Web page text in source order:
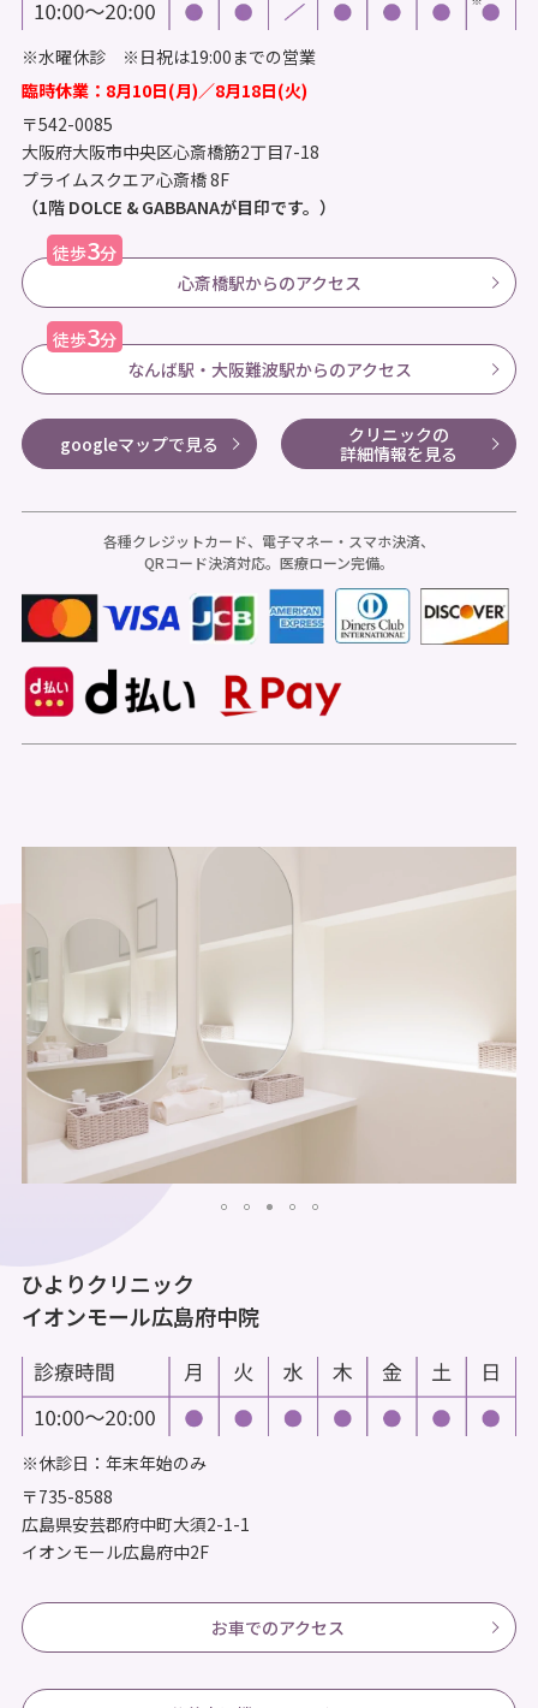
※水曜休診 ※日祝は19:00までの営業
臨時休業：8月10日(月)／8月18日(火)
〒542-0085
大阪府大阪市中央区心斎橋筋2丁目7-18
プライムスクエア心斎橋 8F
（1階 DOLCE & GABBANAが目印です。）
徒歩3分
心斎橋駅からのアクセス
徒歩3分
なんば駅・大阪難波駅からのアクセス
googleマップで見る
クリニックの
詳細情報を見る
各種クレジットカード、電子マネー・スマホ決済、
QRコード決済対応。医療ローン完備。
ひよりクリニック
イオンモール広島府中院
※休診日：年末年始のみ
〒735-8588
広島県安芸郡府中町大須2-1-1
イオンモール広島府中2F
お車でのアクセス